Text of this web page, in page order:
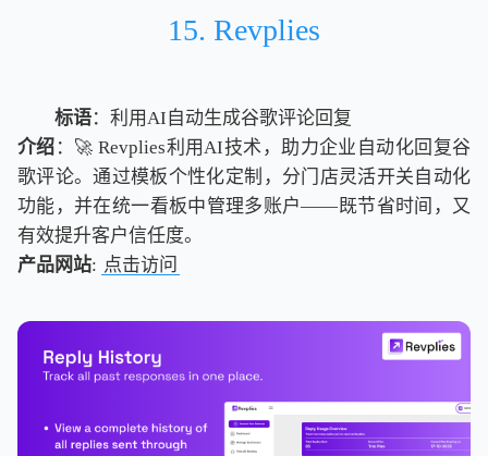
15. Revplies
标语：利用AI自动生成谷歌评论回复
介绍 ：🚀 Revplies利用AI技术，助力企业自动化回复谷
歌评论。通过模板个性化定制，分门店灵活开关自动化
功能，并在统一看板中管理多账户——既节省时间，又
有效提升客户信任度。
产品网站: 点击访问